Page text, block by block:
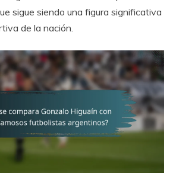
sigue siendo una figura significativa
de la nación.